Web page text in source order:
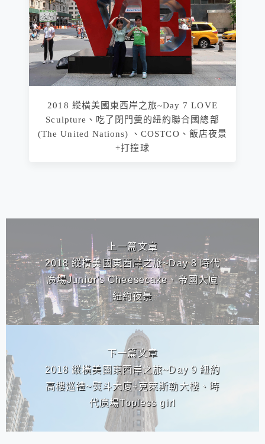
2018 縱橫美國東西岸之旅~Day 7 LOVE
Sculpture、吃了閉門羹的紐約聯合國總部
(The United Nations) 、COSTCO、飯店夜景
+打撞球
上一篇文章
2018 縱橫美國東西岸之旅~Day 8 時代
廣場Junior's Cheesecake、帝國大廈
紐約夜景
下一篇文章
2018 縱橫美國東西岸之旅~Day 9 紐約
高樓巡禮~熨斗大廈+克萊斯勒大樓、時
代廣場Topless girl